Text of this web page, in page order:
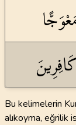
Bu kelimelerin
alıkoyma, eğrilik